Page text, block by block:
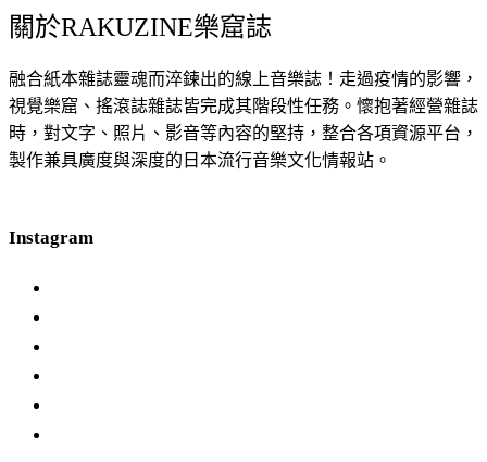
關於RAKUZINE樂窟誌
融合紙本雜誌靈魂而淬鍊出的線上音樂誌！走過疫情的影響，
視覺樂窟、搖滾誌雜誌皆完成其階段性任務。懷抱著經營雜誌
時，對文字、照片、影音等內容的堅持，整合各項資源平台，
製作兼具廣度與深度的日本流行音樂文化情報站。
Instagram